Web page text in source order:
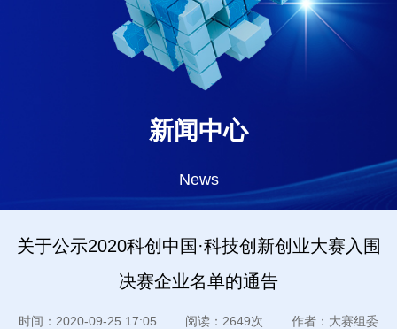
新闻中心
News
关于公示2020科创中国·科技创新创业大赛入围
决赛企业名单的通告
时间：2020-09-25 17:05 阅读：2649次 作者：大赛组委